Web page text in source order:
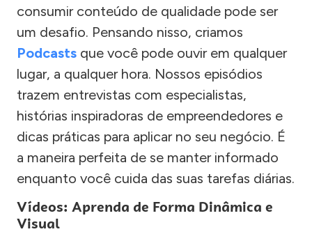
consumir conteúdo de qualidade pode ser
um desafio. Pensando nisso, criamos
Podcasts que você pode ouvir em qualquer
lugar, a qualquer hora. Nossos episódios
trazem entrevistas com especialistas,
histórias inspiradoras de empreendedores e
dicas práticas para aplicar no seu negócio. É
a maneira perfeita de se manter informado
enquanto você cuida das suas tarefas diárias.
Vídeos: Aprenda de Forma Dinâmica e
Visual